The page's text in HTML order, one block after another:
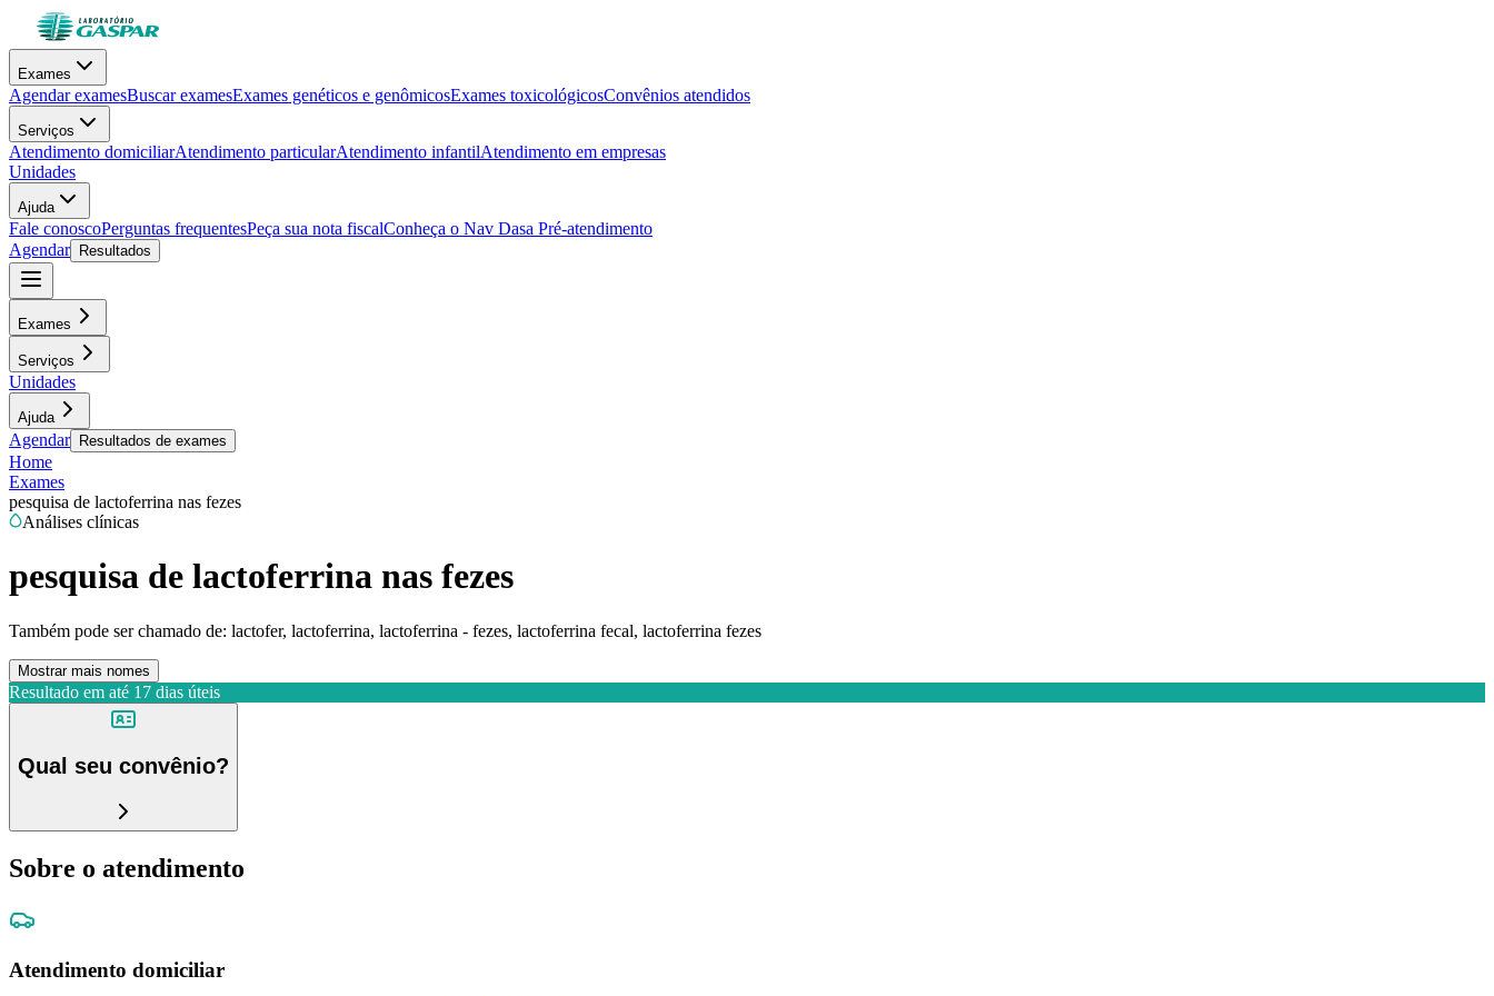
Exames
Agendar examesBuscar examesExames genéticos e genômicosExames toxicológicosConvênios atendidos
Serviços
Atendimento domiciliarAtendimento particularAtendimento infantilAtendimento em empresas
Unidades
Ajuda
Fale conoscoPerguntas frequentesPeça sua nota fiscalConheça o Nav Dasa Pré-atendimento
Agendar
Resultados
Exames
Serviços
Unidades
Ajuda
Agendar Resultados de exames
Home
Exames
pesquisa de lactoferrina nas fezes
Análises clínicas
pesquisa de lactoferrina nas fezes
Também pode ser chamado de: lactofer, lactoferrina, lactoferrina - fezes, lactoferrina fecal, lactoferrina fezes
Mostrar mais nomes
Resultado em até 17 dias úteis
Qual seu convênio?
Sobre o atendimento
Atendimento domiciliar